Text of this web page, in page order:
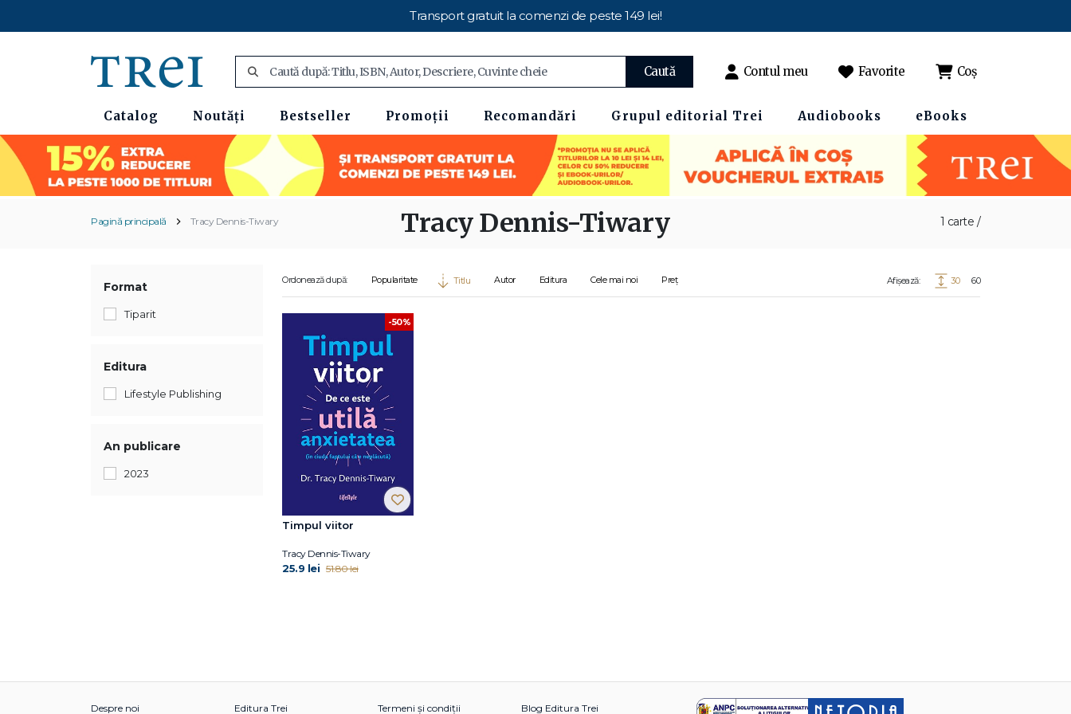
Transport gratuit la comenzi de peste 149 lei!
Caută Contul meu Favorite Coș
Catalog Noutăți Bestseller Promoții Recomandări Grupul editorial Trei Audiobooks eBooks
Pagină principală Tracy Dennis-Tiwary 1 carte /
Tracy Dennis-Tiwary
Format
Tiparit
Editura
Lifestyle Publishing
An publicare
2023
Ordonează după: Popularitate Titlu Autor Editura Cele mai noi Preț Afișează: 30 60
-50%
Timpul viitor
Tracy Dennis-Tiwary
25.9 lei 51.80 lei
Despre noi Editura Trei Termeni și condiții Blog Editura Trei